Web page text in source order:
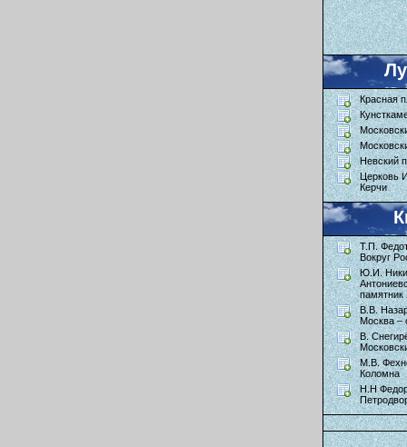
Красная
Невский
Церковь
Керчи
Т.П.
Вокруг
Ю.И.
памятник
В.В.
Москва –
В.
М.В.
Коломна
Н.Н